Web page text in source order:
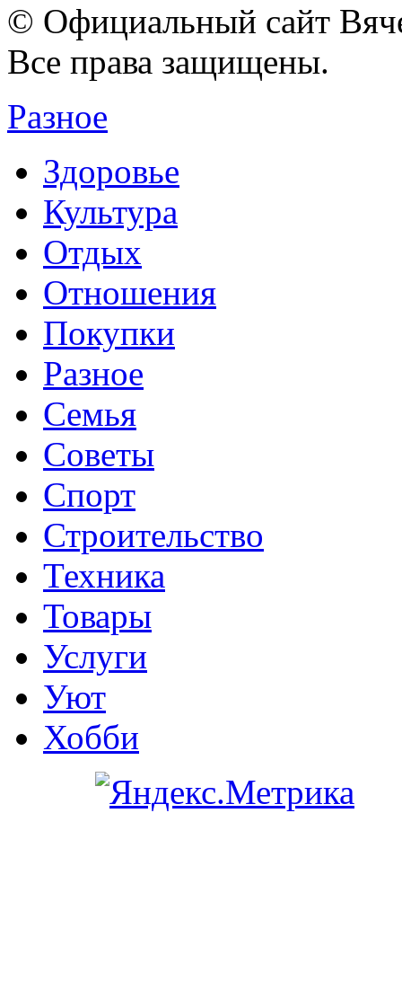
© Официальный сайт
Все права защищены.
Разное
Здоровье
Культура
Отдых
Отношения
Покупки
Разное
Семья
Советы
Спорт
Строительство
Техника
Товары
Услуги
Уют
Хобби